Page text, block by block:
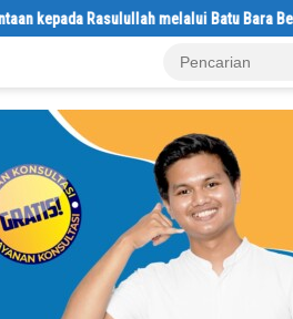
Rasulullah melalui Batu Bara Bersholawat